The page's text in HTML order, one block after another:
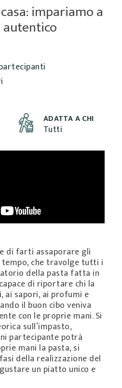
impariamo a
ADATTA A CHI
Tutti
di farti assaporare gli
che travolge tutti i
della pasta fatta in
di riportare chi la
ai sapori, ai profumi e
il buon cibo veniva
con le proprie mani. Si
sull’impasto,
partecipante potrà
mani la pasta, si
della realizzazione del
un piatto unico e